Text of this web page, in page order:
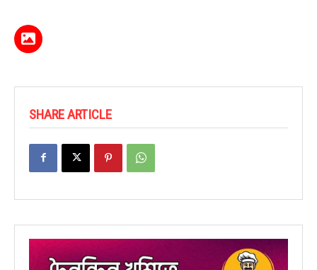
SHARE ARTICLE